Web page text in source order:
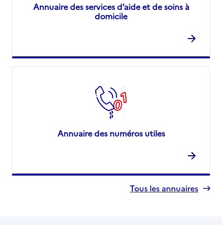
Annuaire des services d’aide et de soins à
domicile
Annuaire des numéros utiles
Tous les annuaires